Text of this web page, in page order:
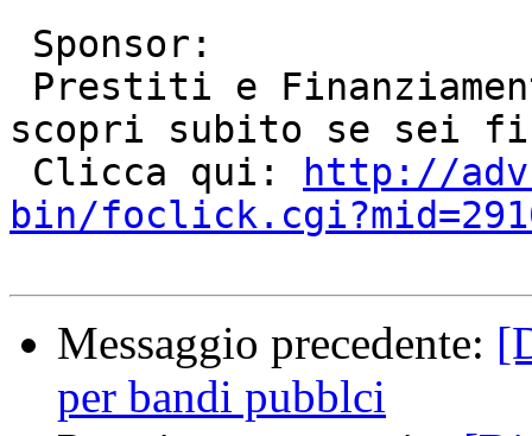
scopri subito se sei
Clicca qui:
http://
bin/
Messaggio precedente:
per bandi pubblci